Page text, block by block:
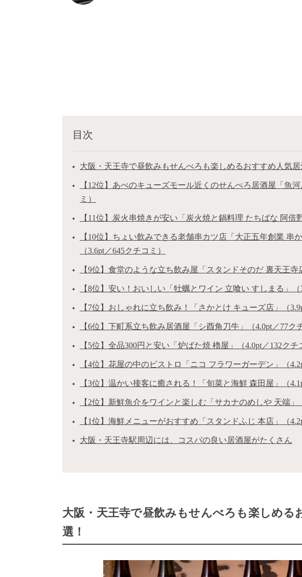
目次
大阪・天王寺で昼飲みもせんべろも楽しめるおすすめ人気居
【12位】あべのキューズモール近くのせんべろ居酒屋「魚
ミ）
【11位】炭火串焼きが安い「炭火焼と鍋料理 たちばな 阿倍
【10位】ちょい飲みできる老舗串カツ店「大正五年創業 串
（3.6pt／645クチコミ）
【9位】食堂のような立ち飲み屋「スタンドそのだ 裏天王寺
【8位】安い！おいしい「牡蠣とワイン 立喰い すしまる」（
【7位】おしゃれに立ち飲み！「さかとけ キューズ店」（
【6位】下町系立ち飲み居酒屋「シ酉角刀牛」（4.0pt／77ク
【5位】全品300円と安い「炉ばた焼 櫓屋」（4.0pt／132クチ
【4位】花屋の中のビストロ「ニコ フラワーガーデン」（
【3位】温かい接客に癒される！「旬菜と海鮮 森田屋」（
【2位】新鮮魚介をワインと楽しむ「サカナのめしや 天端」
【1位】海鮮メニューがおすすめ「スタンドふじ 本店」（
大阪・天王寺駅周辺には、コスパの良い居酒屋がたくさん
大阪・天王寺で昼飲みもせんべろも楽しめる
選！